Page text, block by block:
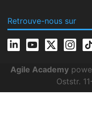
Retrouve-nous sur
Agile Academy
Oststr.